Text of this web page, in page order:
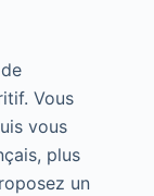
Vous
vous
plus
un